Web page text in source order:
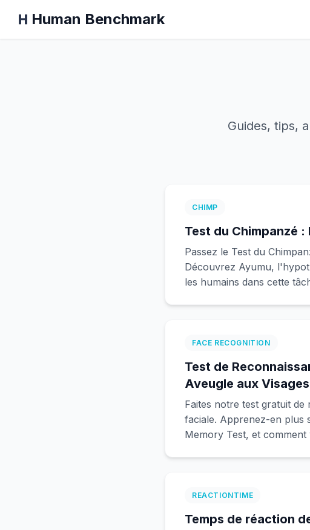
Human Benchmark
Guides, tips,
CHIMP
Test du Chimpanzé
Passez le Test du
Découvrez Ayumu,
les humains dans cette
FACE RECOGNITION
Test de
Aveugle aux
Faites notre test gratuit
faciale. Apprenez-en plus
Memory Test, et
REACTIONTIME
Temps de réaction